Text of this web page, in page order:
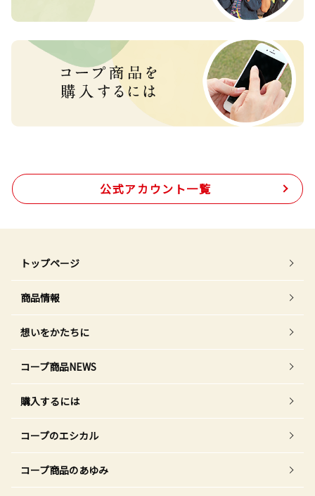
公式アカウント一覧
トップページ
商品情報
想いをかたちに
コープ商品NEWS
購入するには
コープのエシカル
コープ商品のあゆみ